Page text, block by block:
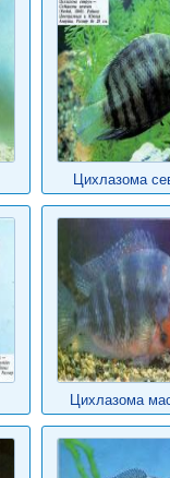
Цихлазома
Цихлазома